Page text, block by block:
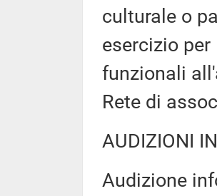
culturale o
esercizio
funzionali
Rete di
AUDIZIONI
Audizione